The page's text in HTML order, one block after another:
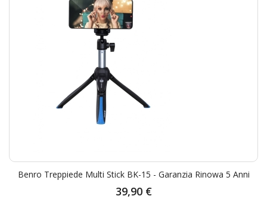
Benro Treppiede Multi Stick BK-15 - Garanzia Rinowa 5 Anni
39,90 €